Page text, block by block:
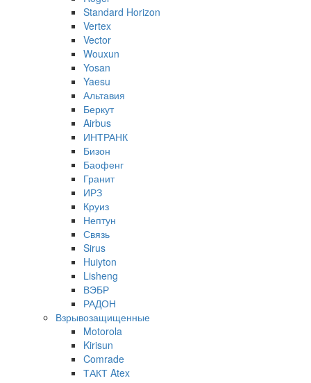
Standard Horizon
Vertex
Vector
Wouxun
Yosan
Yaesu
Альтавия
Беркут
Airbus
ИНТРАНК
Бизон
Баофенг
Гранит
ИРЗ
Круиз
Нептун
Связь
Sirus
Huiyton
Lisheng
ВЭБР
РАДОН
Взрывозащищенные
Motorola
Kirisun
Comrade
ТАКТ Atex